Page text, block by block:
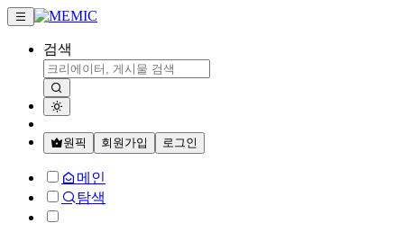
검색
원픽 회원가입 로그인
메인
탐색